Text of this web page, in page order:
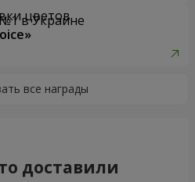
цветов
доставили